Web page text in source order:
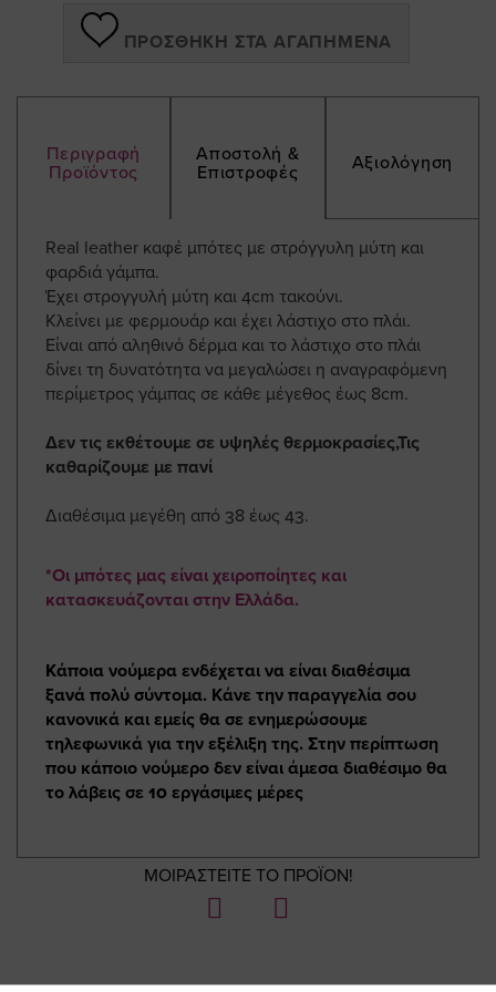
ΠΡΟΣΘΉΚΗ ΣΤΑ ΑΓΑΠΗΜΈΝΑ
Περιγραφή
Προϊόντος
Αποστολή &
Επιστροφές
Αξιολόγηση
Real leather καφέ μπότες με στρόγγυλη μύτη και
φαρδιά γάμπα.
Έχει στρογγυλή μύτη και 4cm τακούνι.
Κλείνει με φερμουάρ και έχει λάστιχο στο πλάι.
Είναι από αληθινό δέρμα και το λάστιχο στο πλάι
δίνει τη δυνατότητα να μεγαλώσει η αναγραφόμενη
περίμετρος γάμπας σε κάθε μέγεθος έως 8cm.
Δεν τις εκθέτουμε σε υψηλές θερμοκρασίες,Τις
καθαρίζουμε με πανί
Διαθέσιμα μεγέθη από 38 έως 43.
*Οι μπότες μας είναι χειροποίητες και
κατασκευάζονται στην Ελλάδα.
Κάποια νούμερα ενδέχεται να είναι διαθέσιμα
ξανά πολύ σύντομα. Κάνε την παραγγελία σου
κανονικά και εμείς θα σε ενημερώσουμε
τηλεφωνικά για την εξέλιξη της. Στην περίπτωση
που κάποιο νούμερο δεν είναι άμεσα διαθέσιμο θα
το λάβεις σε 10 εργάσιμες μέρες
ΜΟΙΡΑΣΤΕΙΤΕ ΤΟ ΠΡΟΪΟΝ!